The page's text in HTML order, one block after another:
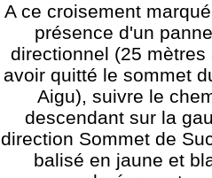
A ce croisement
présence d'un
directionnel (25 mètres
avoir quitté le sommet
Aigu), suivre le
descendant sur la
direction Sommet de
balisé en jaune et